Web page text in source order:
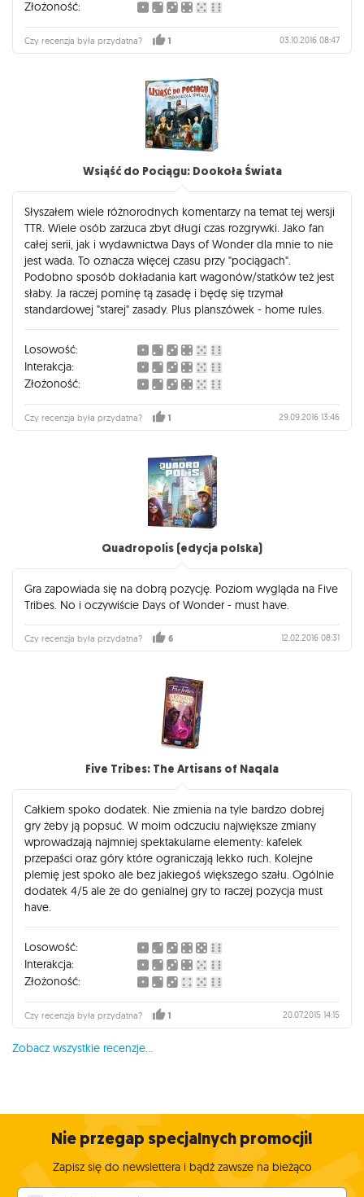
Złożoność:
Czy recenzja była przydatna? 1 03.10.2016 08:47
Wsiąść do Pociągu: Dookoła Świata
Słyszałem wiele różnorodnych komentarzy na temat tej wersji
TTR. Wiele osób zarzuca zbyt długi czas rozgrywki. Jako fan
całej serii, jak i wydawnictwa Days of Wonder dla mnie to nie
jest wada. To oznacza więcej czasu przy "pociągach".
Podobno sposób dokładania kart wagonów/statków też jest
słaby. Ja raczej pominę tą zasadę i będę się trzymał
standardowej "starej" zasady. Plus planszówek - home rules.
Losowość:
Interakcja:
Złożoność:
Czy recenzja była przydatna? 1 29.09.2016 13:46
Quadropolis (edycja polska)
Gra zapowiada się na dobrą pozycję. Poziom wygląda na Five
Tribes. No i oczywiście Days of Wonder - must have.
Czy recenzja była przydatna? 6 12.02.2016 08:31
Five Tribes: The Artisans of Naqala
Całkiem spoko dodatek. Nie zmienia na tyle bardzo dobrej
gry żeby ją popsuć. W moim odczuciu największe zmiany
wprowadzają najmniej spektakularne elementy: kafelek
przepaści oraz góry które ograniczają lekko ruch. Kolejne
plemię jest spoko ale bez jakiegoś większego szału. Ogólnie
dodatek 4/5 ale że do genialnej gry to raczej pozycja must
have.
Losowość:
Interakcja:
Złożoność:
Czy recenzja była przydatna? 1 20.07.2015 14:15
Zobacz wszystkie recenzje...
Nie przegap specjalnych promocji!
Zapisz się do newslettera i bądź zawsze na bieżąco